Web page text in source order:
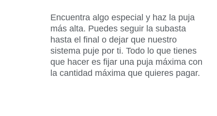
Encuentra algo especial y haz la puja
más alta. Puedes seguir la subasta
hasta el final o dejar que nuestro
sistema puje por ti. Todo lo que tienes
que hacer es fijar una puja máxima con
la cantidad máxima que quieres pagar.